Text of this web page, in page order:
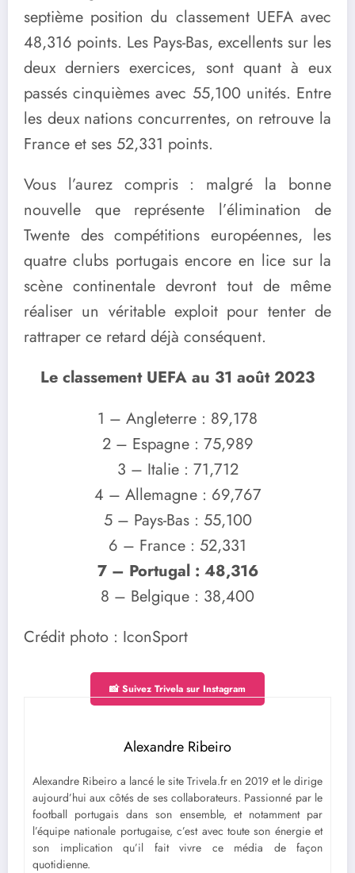
septième position du classement UEFA avec
48,316 points. Les Pays-Bas, excellents sur les
deux derniers exercices, sont quant à eux
passés cinquièmes avec 55,100 unités. Entre
les deux nations concurrentes, on retrouve la
France et ses 52,331 points.
Vous l’aurez compris : malgré la bonne
nouvelle que représente l’élimination de
Twente des compétitions européennes, les
quatre clubs portugais encore en lice sur la
scène continentale devront tout de même
réaliser un véritable exploit pour tenter de
rattraper ce retard déjà conséquent.
Le classement UEFA au 31 août 2023
1 – Angleterre : 89,178
2 – Espagne : 75,989
3 – Italie : 71,712
4 – Allemagne : 69,767
5 – Pays-Bas : 55,100
6 – France : 52,331
7 – Portugal : 48,316
8 – Belgique : 38,400
Crédit photo : IconSport
📸 Suivez Trivela sur Instagram
Alexandre Ribeiro
Alexandre Ribeiro a lancé le site Trivela.fr en 2019 et le dirige
aujourd’hui aux côtés de ses collaborateurs. Passionné par le
football portugais dans son ensemble, et notamment par
l’équipe nationale portugaise, c’est avec toute son énergie et
son implication qu’il fait vivre ce média de façon
quotidienne.